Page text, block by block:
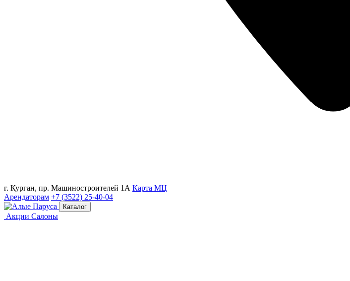
г. Курган, пр. Машиностроителей 1А Карта МЦ
Арендаторам +7 (3522) 25-40-04
Каталог
Акции Салоны